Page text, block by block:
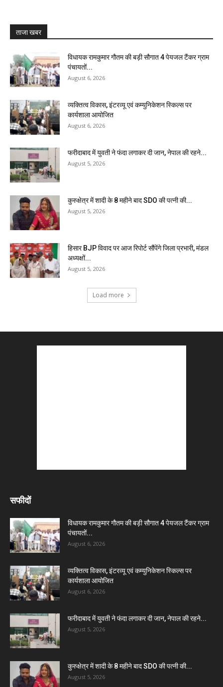
ताजा खबर
विधायक रामकुमार गौतम की बड़ी सौगात 4 पेयजल टैंकर ग्राम
पंचायतों...
August 6, 2026
व्यक्तित्व विकास, इंटरव्यू एवं कम्युनिकेशन स्किल्स पर
कार्यशाला आयोजित
August 6, 2026
फरीदाबाद में युवती ने फंदा लगाकर दी जान, नेपाल की रहने...
August 5, 2026
कुरुक्षेत्र में शादी के 8 महीने बाद SDO की पत्नी की...
August 5, 2026
हिसार BJP विवाद पर आज रिपोर्ट सौंपेंगे जिला प्रभारी, मंडल
अध्यक्षों...
August 5, 2026
Load more
सफीदों
विधायक रामकुमार गौतम की बड़ी सौगात 4 पेयजल टैंकर ग्राम
पंचायतों...
August 6, 2026
व्यक्तित्व विकास, इंटरव्यू एवं कम्युनिकेशन स्किल्स पर
कार्यशाला आयोजित
August 6, 2026
फरीदाबाद में युवती ने फंदा लगाकर दी जान, नेपाल की रहने...
August 5, 2026
कुरुक्षेत्र में शादी के 8 महीने बाद SDO की पत्नी की...
August 5, 2026